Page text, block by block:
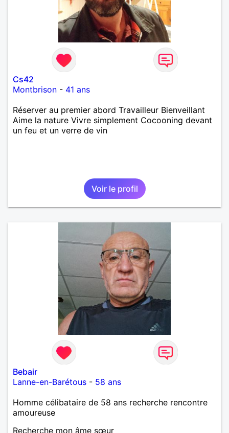
Cs42
Montbrison - 41 ans
Réserver au premier abord Travailleur Bienveillant
Aime la nature Vivre simplement Cocooning devant
un feu et un verre de vin
Voir le profil
Bebair
Lanne-en-Barétous - 58 ans
Homme célibataire de 58 ans recherche rencontre
amoureuse
Recherche mon âme sœur